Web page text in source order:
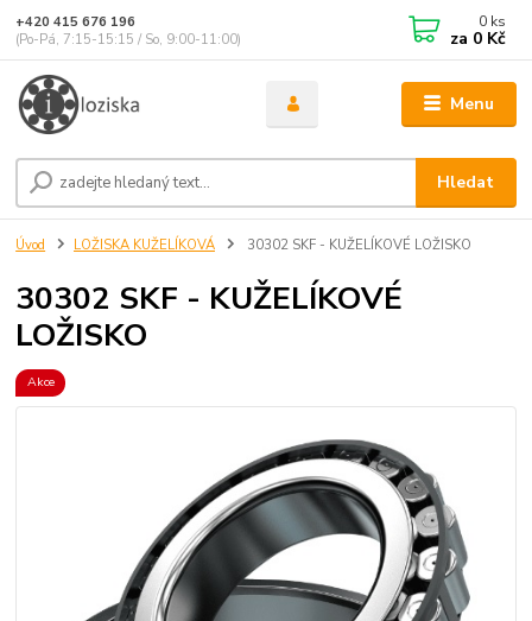
Menu
Hledat
+420 415 676 196
(Po-Pá, 7:15-15:15 / So, 9:00-11:00)
0 ks
za 0 Kč
Úvod LOŽISKA KUŽELÍKOVÁ 30302 SKF - KUŽELÍKOVÉ LOŽISKO
30302 SKF - KUŽELÍKOVÉ
LOŽISKO
Akce